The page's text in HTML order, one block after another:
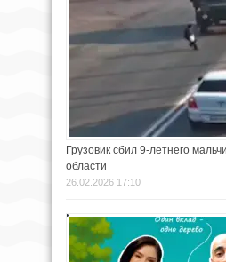
Грузовик сбил 9-летнего
области
26.02.2026 17:10